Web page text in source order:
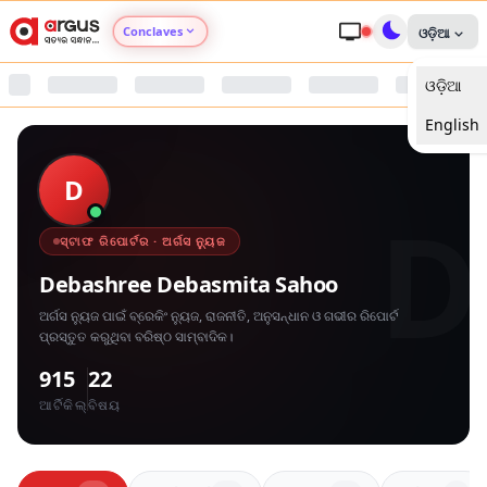
Conclaves
Argus Health Connect
Argus Swaad Odisha
ଓଡ଼ିଆ
ଓଡ଼ିଆ
English
D
D
ସ୍ଟାଫ ରିପୋର୍ଟର · ଅର୍ଗସ ନ୍ୟୁଜ
Debashree Debasmita Sahoo
ଅର୍ଗସ ନ୍ୟୁଜ ପାଇଁ ବ୍ରେକିଂ ନ୍ୟୁଜ, ରାଜନୀତି, ଅନୁସନ୍ଧାନ ଓ ଗଭୀର ରିପୋର୍ଟ
ପ୍ରସ୍ତୁତ କରୁଥିବା ବରିଷ୍ଠ ସାମ୍ବାଦିକ।
915
ଆର୍ଟିକିଲ୍
22
ବିଷୟ